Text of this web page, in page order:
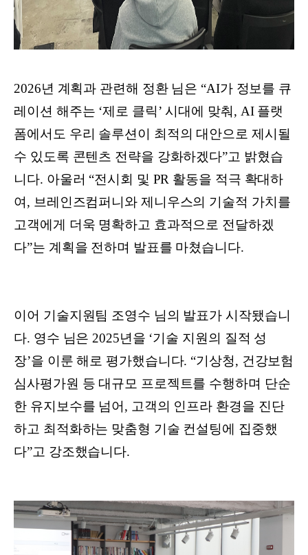
2026년 계획과 관련해 정환 님은 “AI가 정보를 큐
레이션 해주는 ‘제로 클릭’ 시대에 맞춰, AI 플랫
폼에서도 우리 솔루션이 최적의 대안으로 제시될
수 있도록 콘텐츠 전략을 강화하겠다”고 밝혔습
니다. 아울러 “전시회 및 PR 활동을 적극 확대하
여, 브레인즈컴퍼니와 제니우스의 기술적 가치를
고객에게 더욱 명확하고 효과적으로 전달하겠
다”는 계획을 전하며 발표를 마쳤습니다.
이어 기술지원팀 조영수 님의 발표가 시작됐습니
다. 영수 님은 2025년을 ‘기술 지원의 질적 성
장’을 이룬 해로 평가했습니다. “기상청, 건강보험
심사평가원 등 대규모 프로젝트를 수행하며 단순
한 유지보수를 넘어, 고객의 인프라 환경을 진단
하고 최적화하는 맞춤형 기술 컨설팅에 집중했
다”고 강조했습니다.